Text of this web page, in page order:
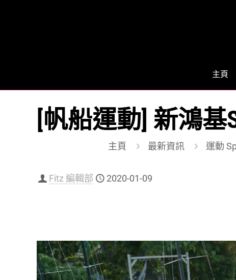
主頁
[帆船運動] 新鴻
主頁 最新資訊 運動
Fitz 編輯部 2020-01-09